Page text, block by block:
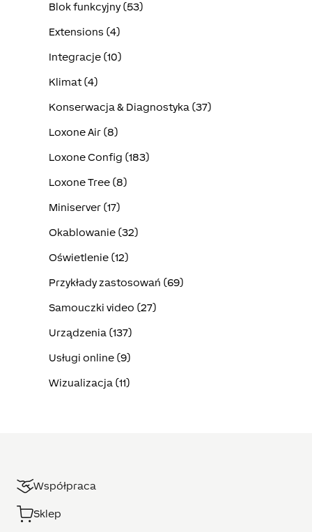
Blok funkcyjny (53)
Extensions (4)
Integracje (10)
Klimat (4)
Konserwacja & Diagnostyka (37)
Loxone Air (8)
Loxone Config (183)
Loxone Tree (8)
Miniserver (17)
Okablowanie (32)
Oświetlenie (12)
Przykłady zastosowań (69)
Samouczki video (27)
Urządzenia (137)
Usługi online (9)
Wizualizacja (11)
Współpraca
Sklep